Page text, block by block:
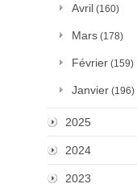
Avril (160)
Mars (178)
Février (159)
Janvier (196)
2025
2024
2023